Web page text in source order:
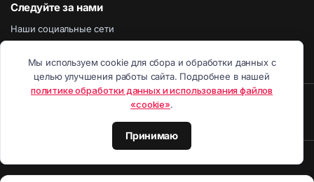
Следуйте за нами
Наши социальные сети
Отправить Емайл
Telegram
Viber
Мы используем cookie для сбора и обработки данных с
целью улучшения работы сайта. Подробнее в нашей
политике обработки данных и использования файлов
«cookie».
Принимаю